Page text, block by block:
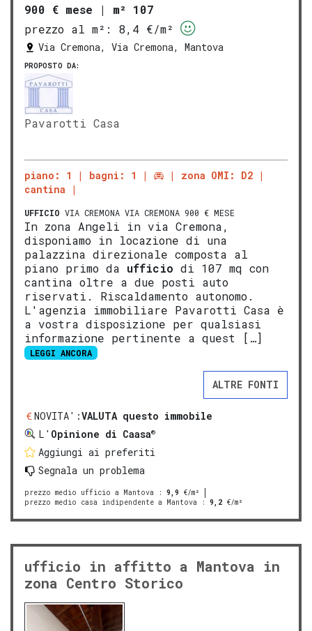
900 € mese | m² 107
prezzo al m²:
8,4 €/m²
Via Cremona, Via Cremona, Mantova
PROPOSTO DA:
Pavarotti Casa
piano: 1 bagni: 1
zona OMI: D2
cantina
UFFICIO VIA CREMONA VIA CREMONA 900 € MESE
In zona Angeli in via Cremona,
disponiamo in locazione di una
palazzina direzionale composta al
piano primo da ufficio di 107 mq con
cantina oltre a due posti auto
riservati. Riscaldamento autonomo.
L'agenzia immobiliare Pavarotti Casa è
a vostra disposizione per qualsiasi
informazione pertinente a quest […]
LEGGI ANCORA
ALTRE FONTI
NOVITA':VALUTA questo immobile
L' Opinione di Caasa®
Aggiungi ai preferiti
Segnala un problema
prezzo medio ufficio a Mantova : 9,9 €/m²
prezzo medio casa indipendente a Mantova : 9,2 €/m²
ufficio in affitto a Mantova in
zona Centro Storico